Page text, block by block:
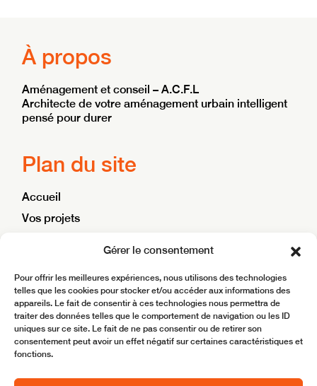
Gérer le consentement
Pour offrir les meilleures expériences, nous utilisons des technologies
telles que les cookies pour stocker et/ou accéder aux informations des
appareils. Le fait de consentir à ces technologies nous permettra de
traiter des données telles que le comportement de navigation ou les ID
uniques sur ce site. Le fait de ne pas consentir ou de retirer son
consentement peut avoir un effet négatif sur certaines caractéristiques et
fonctions.
À propos
Aménagement et conseil – A.C.F.L
Architecte de votre aménagement urbain intelligent
pensé pour durer
Plan du site
Accueil
Vos projets
Contact
Site réalisé parBoostMyBiz
Copyright © 2025 ACFL – Aménagement Conseil